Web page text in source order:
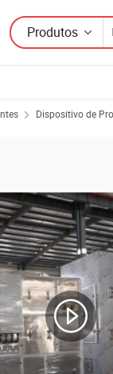
Produtos
Dispositivo de